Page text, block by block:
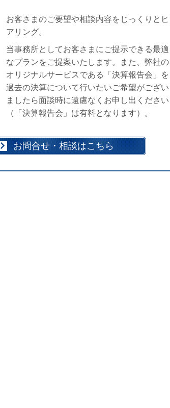
お客さまのご要望や相談内容をじっくりとヒ
アリング。
当事務所としてお客さまにご提示できる最適
なプランをご提案いたします。また、弊社の
オリジナルサービスである「決算報告会」を
過去の決算について行いたいご希望がござい
ましたら面談時に遠慮なくお申し出ください
（「決算報告会」は有料となります）。
お問合せ・相談はこちら